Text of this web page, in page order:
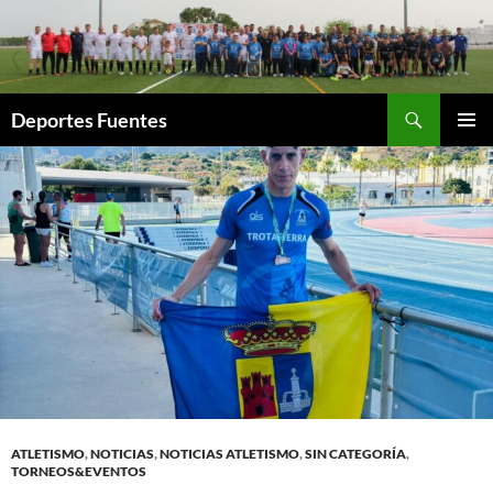
al
contenido
Deportes Fuentes
MENÚ
ATLETISMO,NOTICIAS,NOTICIAS ATLETISMO,SIN CATEGORÍA,
TORNEOS&EVENTOS